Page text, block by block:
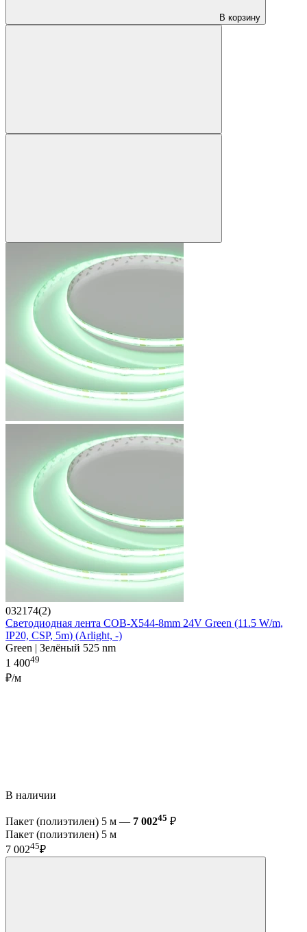
В корзину
032174(2)
Светодиодная лента COB-X544-8mm 24V Green (11.5 W/m,
IP20, CSP, 5m) (Arlight, -)
Green | Зелёный 525 nm
1 40049
₽/м
В наличии
Пакет (полиэтилен) 5 м — 7 00245 ₽
Пакет (полиэтилен) 5 м
7 00245₽